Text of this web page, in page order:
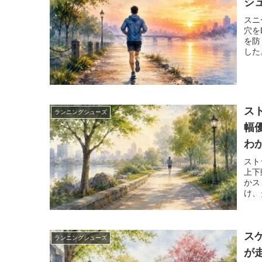
ス
穴
を
し
ランニングシューズ
ス
幅
わ
ス
上
か
け
ランニングシューズ
ス
が